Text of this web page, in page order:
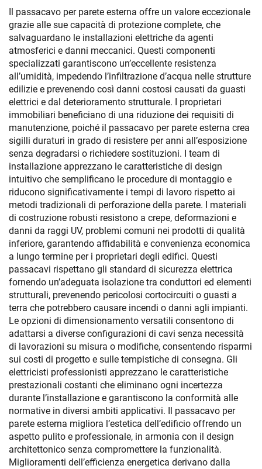
Il passacavo per parete esterna offre un valore eccezionale
grazie alle sue capacità di protezione complete, che
salvaguardano le installazioni elettriche da agenti
atmosferici e danni meccanici. Questi componenti
specializzati garantiscono un’eccellente resistenza
all’umidità, impedendo l’infiltrazione d’acqua nelle strutture
edilizie e prevenendo così danni costosi causati da guasti
elettrici e dal deterioramento strutturale. I proprietari
immobiliari beneficiano di una riduzione dei requisiti di
manutenzione, poiché il passacavo per parete esterna crea
sigilli duraturi in grado di resistere per anni all’esposizione
senza degradarsi o richiedere sostituzioni. I team di
installazione apprezzano le caratteristiche di design
intuitivo che semplificano le procedure di montaggio e
riducono significativamente i tempi di lavoro rispetto ai
metodi tradizionali di perforazione della parete. I materiali
di costruzione robusti resistono a crepe, deformazioni e
danni da raggi UV, problemi comuni nei prodotti di qualità
inferiore, garantendo affidabilità e convenienza economica
a lungo termine per i proprietari degli edifici. Questi
passacavi rispettano gli standard di sicurezza elettrica
fornendo un’adeguata isolazione tra conduttori ed elementi
strutturali, prevenendo pericolosi cortocircuiti o guasti a
terra che potrebbero causare incendi o danni agli impianti.
Le opzioni di dimensionamento versatili consentono di
adattarsi a diverse configurazioni di cavi senza necessità
di lavorazioni su misura o modifiche, consentendo risparmi
sui costi di progetto e sulle tempistiche di consegna. Gli
elettricisti professionisti apprezzano le caratteristiche
prestazionali costanti che eliminano ogni incertezza
durante l’installazione e garantiscono la conformità alle
normative in diversi ambiti applicativi. Il passacavo per
parete esterna migliora l’estetica dell’edificio offrendo un
aspetto pulito e professionale, in armonia con il design
architettonico senza compromettere la funzionalità.
Miglioramenti dell’efficienza energetica derivano dalla